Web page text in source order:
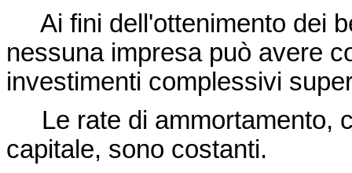
Ai fini dell'ottenimento dei
nessuna impresa può avere
investimenti complessivi
Le rate di ammortamento,
capitale, sono costanti.